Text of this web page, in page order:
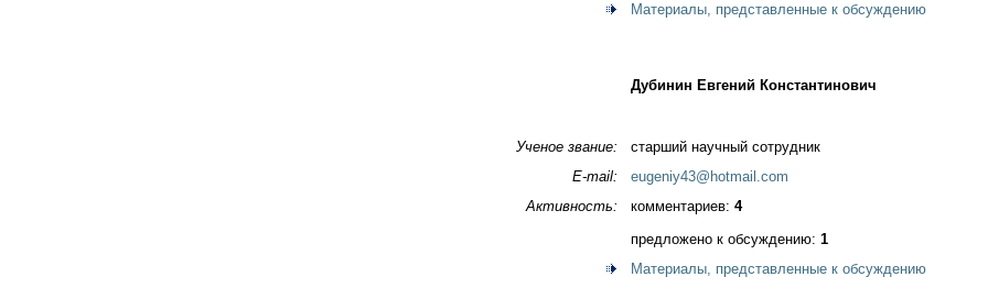
Материалы, представленные к обсуждению
Дубинин Евгений Константинович
Ученое звание:
старший научный сотрудник
E-mail:
eugeniy43@hotmail.com
Активность:
комментариев: 4
предложено к обсуждению: 1
Материалы, представленные к обсуждению